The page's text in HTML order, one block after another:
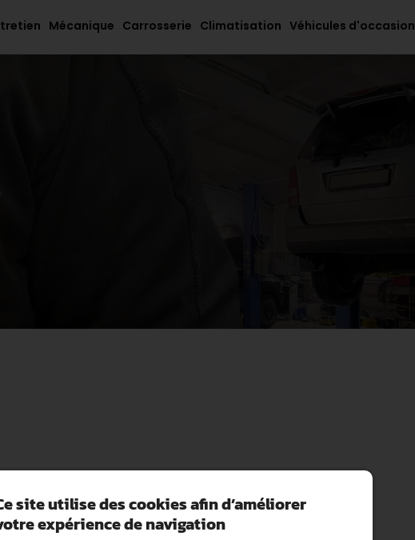
Mécanique Carrosserie Climatisation Véhicules d'occasion
site utilise des cookies afin d’améliorer
expérience de navigation